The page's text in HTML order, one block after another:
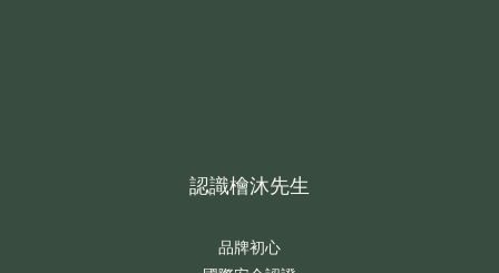
認識檜沐先生
品牌初心